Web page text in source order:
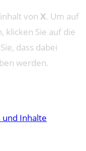
von X. Um auf
klicken Sie auf die
dass dabei
werden.
Inhalte